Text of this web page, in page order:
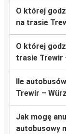
O której
na trasie
O której
trasie Trewir
Ile
Trewir –
Jak mogę
autobusowy